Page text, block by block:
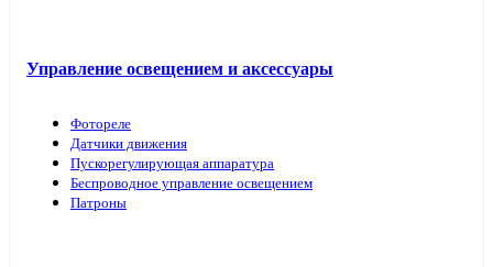
Управление освещением и аксессуары
Фотореле
Датчики движения
Пускорегулирующая аппаратура
Беспроводное управление освещением
Патроны